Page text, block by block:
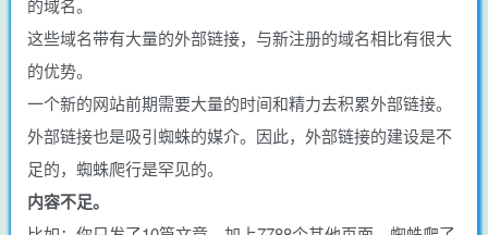
的域名。
这些域名带有大量的外部链接，与新注册的域名相比有很大
的优势。
一个新的网站前期需要大量的时间和精力去积累外部链接。
外部链接也是吸引蜘蛛的媒介。因此，外部链接的建设是不
足的，蜘蛛爬行是罕见的。
内容不足。